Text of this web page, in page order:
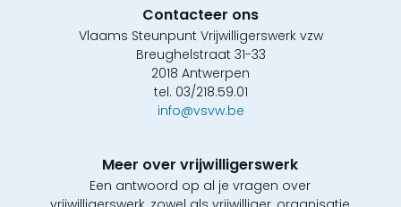
Contacteer ons
Vlaams Steunpunt Vrijwilligerswerk vzw
Breughelstraat 31-33
2018 Antwerpen
tel. 03/218.59.01
info@vsvw.be
Meer over vrijwilligerswerk
Een antwoord op al je vragen over